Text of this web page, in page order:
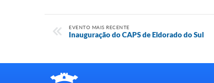
EVENTO MAIS RECENTE
Inauguração do CAPS de Eldorado do Sul